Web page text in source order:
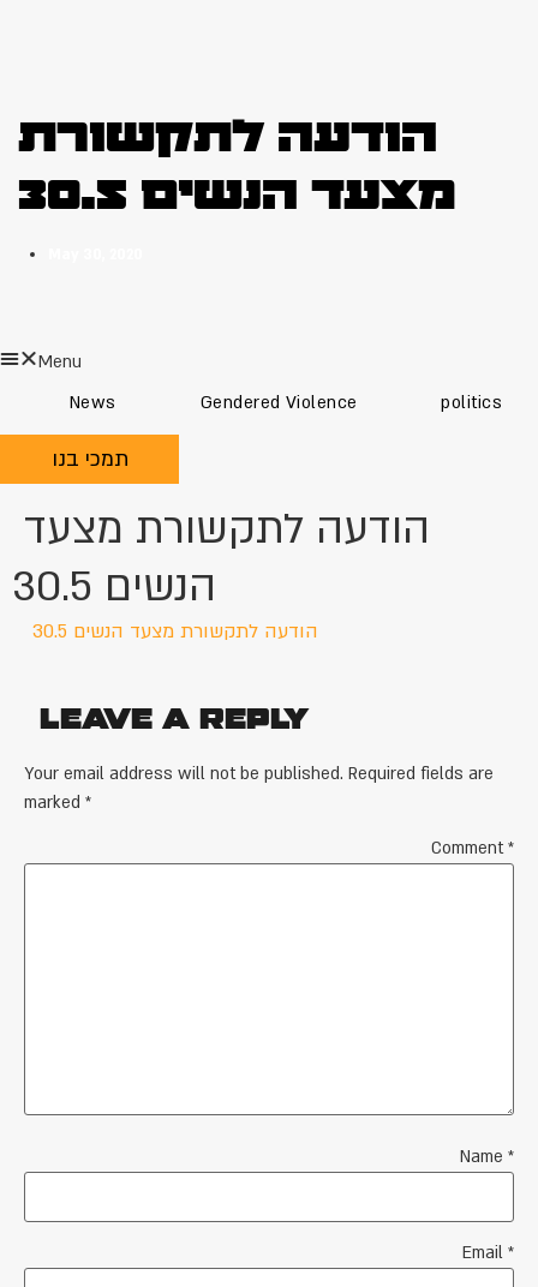
הודעה לתקשורת
מצעד הנשים 30.5
Menu
News
Gendered Violence politics
תמכי בנו
הודעה לתקשורת מצעד
הנשים 30.5
הודעה לתקשורת מצעד הנשים 30.5
Leave a Reply
Your email address will not be published. Required fields are
marked *
Comment*
Name *
Email *